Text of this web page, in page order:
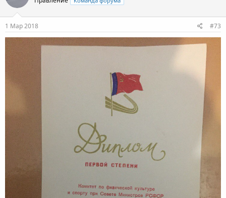
1 Мар 2018 #73